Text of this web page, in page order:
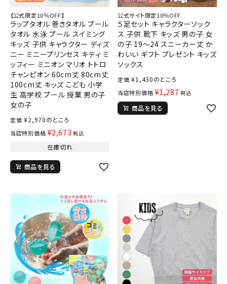
【公式限定10％OFF】
ラップタオル 巻きタオル プール
タオル 水泳 プール スイミング
キッズ 子供 キャラクター ディズ
ニー ミニープリンセス キティ ミ
ッフィー ミニオン マリオ トトロ
チャンピオン 60cm丈 80cm丈
100cm丈 キッズ こども 小学
生 高学校 プール 授業 男の子
女の子
定価 ¥2,970のところ
当店特別価格 ¥2,673 税込
在庫切れ
商品を見る
公式サイト限定10％OFF
５足セット キャラクターソック
ス 子供 靴下 キッズ 男の子 女
の子 19～24 スニーカー丈 か
わいい ギフト プレゼント キッズ
ソックス
定価 ¥1,430のところ
当店特別価格 ¥1,287 税込
商品を見る